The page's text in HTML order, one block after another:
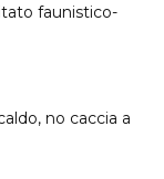
faunistico-
no caccia a